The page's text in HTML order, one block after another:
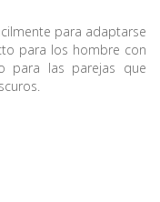
para adaptarse
para los hombre con
para las parejas que